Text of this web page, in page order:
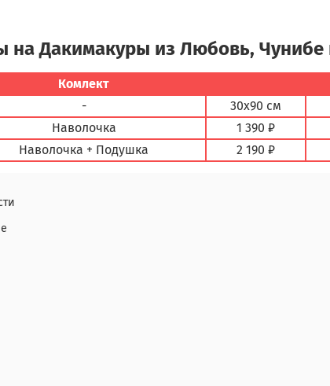
на Дакимакуры из Любовь, Чунибе
Комлект
-
30х90 см
Наволочка
1 390 ₽
Наволочка + Подушка
2 190 ₽